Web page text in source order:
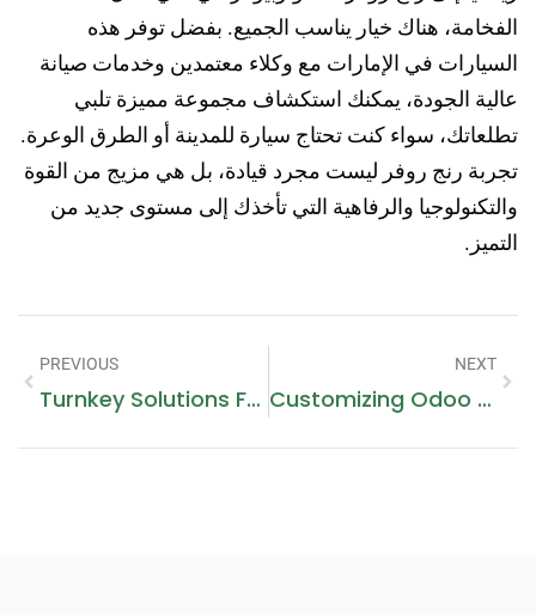
الفخامة، هناك خيار يناسب الجميع. بفضل توفر هذه
السيارات في الإمارات مع وكلاء معتمدين وخدمات صيانة
عالية الجودة، يمكنك استكشاف مجموعة مميزة تلبي
تطلعاتك، سواء كنت تحتاج سيارة للمدينة أو الطرق الوعرة.
تجربة رنج روفر ليست مجرد قيادة، بل هي مزيج من القوة
والتكنولوجيا والرفاهية التي تأخذك إلى مستوى جديد من
التميز.
PREVIOUS
Turnkey Solutions For Solar Power: Simplifying Solar Projects With Sungrow
NEXT
Customizing Odoo ERP For UAE Real Estate And Construction Industries